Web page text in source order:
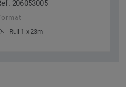
206053005
Rull 1 x 23m